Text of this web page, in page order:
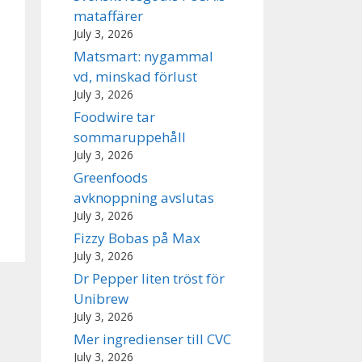
mataffärer
July 3, 2026
Matsmart: nygammal
vd, minskad förlust
July 3, 2026
Foodwire tar
sommaruppehåll
July 3, 2026
Greenfoods
avknoppning avslutas
July 3, 2026
Fizzy Bobas på Max
July 3, 2026
Dr Pepper liten tröst för
Unibrew
July 3, 2026
Mer ingredienser till CVC
July 3, 2026